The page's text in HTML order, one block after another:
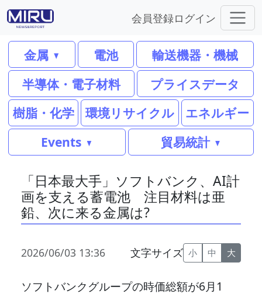
会員登録ログイン
金属 電池
輸送機器・機械
半導体・電子材料
プライスデータ
樹脂・化学
環境リサイクル
エネルギー
Events
貿易統計
「日本最大手」ソフトバンク、AI計
画を支える蓄電池 注目材料は亜
鉛、次に来る金属は?
2026/06/03 13:36 文字サイズ 小 中 大
ソフトバンクグループの時価総額が6月1